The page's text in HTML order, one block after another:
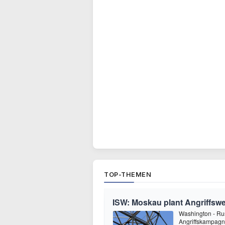
TOP-THEMEN
ISW: Moskau plant
Washington -